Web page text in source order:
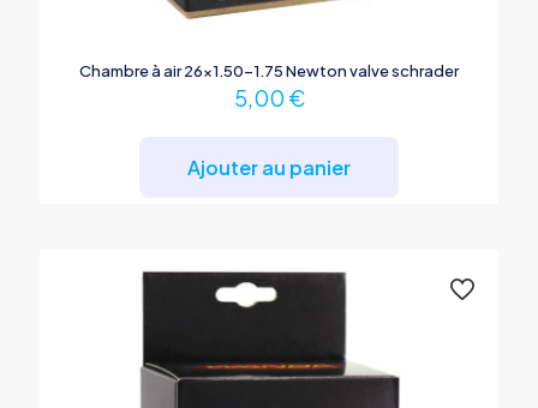
Chambre à air 26×1.50-1.75 Newton valve schrader
5,00 €
Ajouter au panier